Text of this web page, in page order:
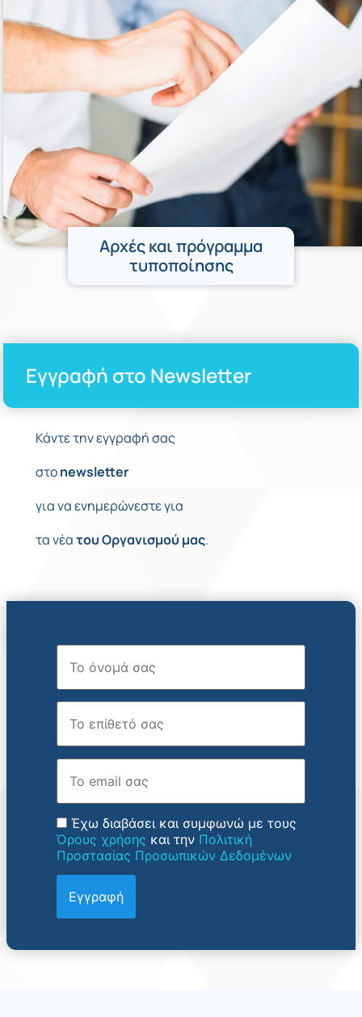
Αρχές και πρόγραμμα
τυποποίησης
Εγγραφή στο Newsletter
Κάντε την εγγραφή σας
στοnewsletter
για να ενημερώνεστε για
τα νέατουΟργανισμού μας.
Όνομα
Επώνυμο
Email
Έχω διαβάσει και συμφωνώ με τους
Όρους χρήσης και την Πολιτική
Προστασίας Προσωπικών Δεδομένων